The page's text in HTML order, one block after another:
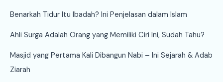
Benarkah Tidur Itu Ibadah? Ini Penjelasan dalam Islam
Ahli Surga Adalah Orang yang Memiliki Ciri Ini, Sudah Tahu?
Masjid yang Pertama Kali Dibangun Nabi – Ini Sejarah & Adab
Ziarah